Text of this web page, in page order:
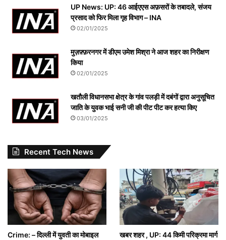
UP News: UP: 46 आईएएस अफ़सरों के तबादले, संजय
प्रसाद को फिर मिला गृह विभाग – INA
02/01/2025
मुज़फ़्फ़रनगर में डीएम उमेश मिश्रा ने आज शहर का निरीक्षण
किया
02/01/2025
खतौली विधानसभा क्षेत्र के गांव पलड़ी में दबंगों द्वारा अनुसूचित
जाति के युवक भाई सनी जी की पीट पीट कर हत्या किए
03/01/2025
Recent Tech News
Crime: – दिल्ली में युवती का मोबाइल
खबर शहर , UP: 44 किमी परिक्रमा मार्ग